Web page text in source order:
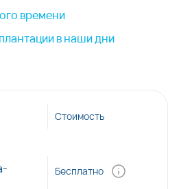
времени
в наши дни
Стоимость
Бесплатно